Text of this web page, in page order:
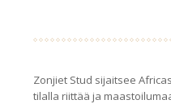
Zonjiet Stud sijaitsee
tilalla riittää ja